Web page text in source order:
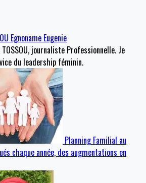
Egnoname Eugenie
TOSSOU, journaliste Professionnelle. Je
du leadership féminin.
Planning Familial au
chaque année, des augmentations en